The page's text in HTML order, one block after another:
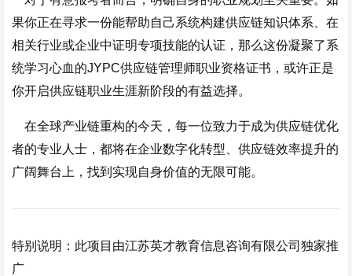
果你正在寻求一份能帮助自己系统构建供应链知识体系、在
相关行业或企业中证明专项技能的认证，那么这份凝聚了系
统学习心血的JYPC供应链管理师职业资格证书，或许正是
你开启供应链职业生涯新阶段的有益选择。
在全球产业链重构的今天，每一位致力于成为供应链优化
者的专业人士，都将在企业数字化转型、供应链效率提升的
广阔舞台上，找到实现自身价值的无限可能。
特别说明：此项目由江苏英才教育信息咨询有限公司独家推
广